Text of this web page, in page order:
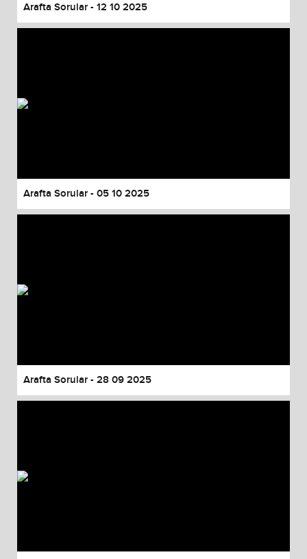
Arafta Sorular - 12 10 2025
Arafta Sorular - 05 10 2025
Arafta Sorular - 28 09 2025